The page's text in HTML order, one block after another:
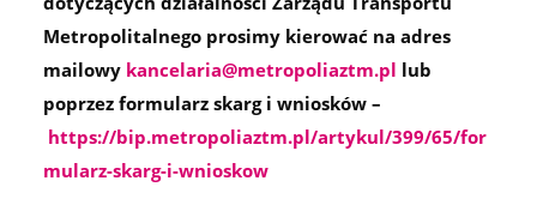
Metropolitalnego prosimy kierować na adres
mailowy kancelaria@metropoliaztm.pl lub
poprzez formularz skarg i wniosków –
https://bip.metropoliaztm.pl/artykul/399/65/for
mularz-skarg-i-wnioskow